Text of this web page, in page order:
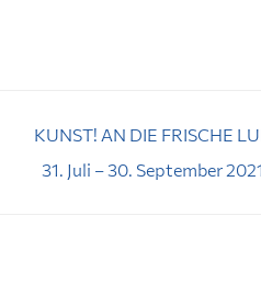
KUNST! AN DIE FRISCHE
31. Juli – 30. September 2021